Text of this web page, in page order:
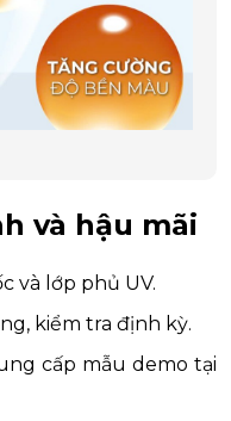
và hậu mãi
và lớp phủ UV.
kiểm tra định kỳ.
cấp mẫu demo tại